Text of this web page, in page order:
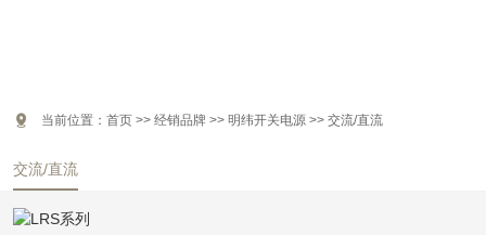
交流/直流
 当前位置： 首页 >> 经销品牌 >> 明纬开关电源 >> 交流/直流